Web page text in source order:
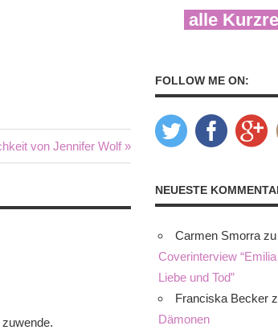
von Jennifer Wolf
alle
FOLLOW ME ON:
NEUESTE
Carmen Smorra zu
Coverinterview
Liebe und Tod”
Franciska Becker
Dämonen